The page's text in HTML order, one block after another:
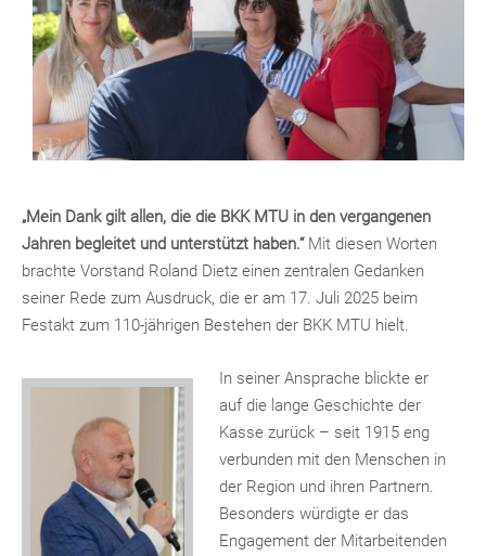
„Mein Dank gilt allen, die die BKK MTU in den vergangenen
Jahren begleitet und unterstützt haben.“Mit diesen Worten
brachte Vorstand Roland Dietz einen zentralen Gedanken
seiner Rede zum Ausdruck, die er am 17. Juli 2025 beim
Festakt zum 110-jährigen Bestehen der BKK MTU hielt.
In seiner Ansprache blickte er
auf die lange Geschichte der
Kasse zurück – seit 1915 eng
verbunden mit den Menschen in
der Region und ihren Partnern.
Besonders würdigte er das
Engagement der Mitarbeitenden